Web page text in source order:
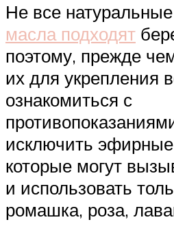
Не все
масла подходят
поэтому, прежде
их для укрепления
ознакомиться с
исключить
которые могут
и использовать
ромашка, роза,